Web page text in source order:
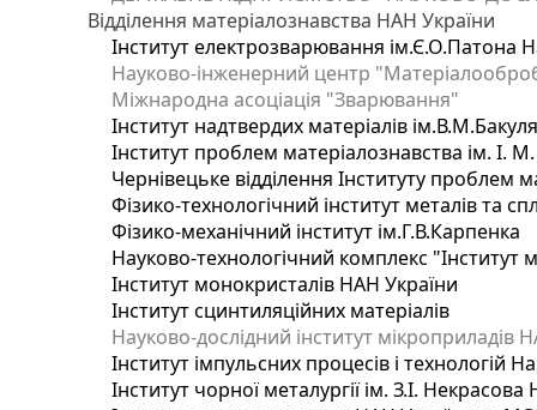
Відділення матеріалознавства НАН України
Інститут електрозварювання ім.Є.О.Патона
Науково-інженерний центр
Міжнародна асоціація "Зварювання"
Інститут надтвердих матеріалів
Інститут проблем матеріалознавства ім. І.
Чернівецьке відділення Інституту проблем
Фізико-технологічний інститут металів та
Фізико-механічний інститут ім.Г.В.Карпенка
Науково-технологічний комплекс "Інститут
Інститут монокристалів НАН України
Інститут сцинтиляційних матеріалів
Науково-дослідний інститут мікроприладів
Інститут імпульсних процесів і технологій
Інститут чорної металургії ім. З.І.